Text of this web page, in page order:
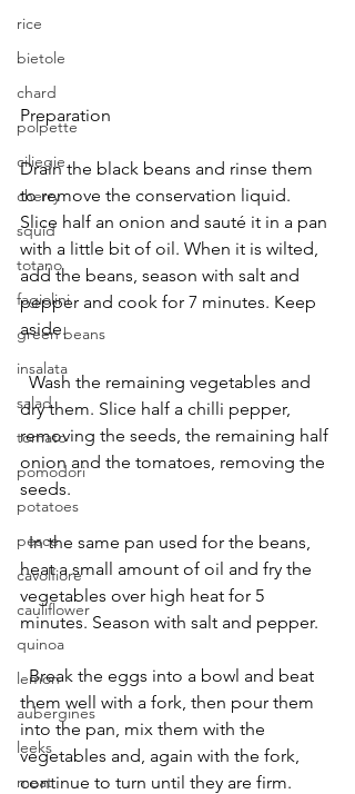
rice
bietole
chard
polpette
ciliegie
cherry
squid
totano
fagiolini
green beans
insalata
salad
tomato
pomodori
potatoes
pesce
cavolfiore
cauliflower
quinoa
lemon
aubergines
leeks
meat
Preparation
Drain the black beans and rinse them
to remove the conservation liquid.
Slice half an onion and sauté it in a pan
with a little bit of oil. When it is wilted,
add the beans, season with salt and
pepper and cook for 7 minutes. Keep
aside.
dry them. Slice half a chilli pepper,
removing the seeds, the remaining half
onion and the tomatoes, removing the
seeds.
  In the same pan used for the beans,
heat a small amount of oil and fry the
vegetables over high heat for 5
minutes. Season with salt and pepper.
  Break the eggs into a bowl and beat
them well with a fork, then pour them
into the pan, mix them with the
vegetables and, again with the fork,
continue to turn until they are firm.